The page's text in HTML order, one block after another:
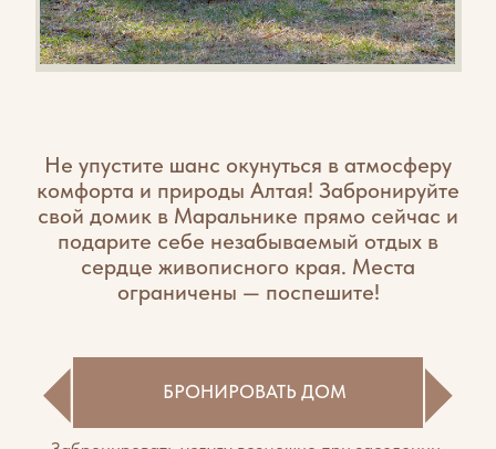
АВТОРСКИЕ ФИТОСБОРЫ
Во время сеанса подаётся пантовый отвар и
Распаренная кожа становится максимально
восприимчивой к пантовому экстракту, и
организм получает мощный заряд натуральных
биологически активных веществ.